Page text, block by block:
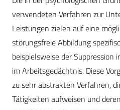
verwendeten Verfahren zur
Leistungen zielen auf eine
störungsfreie Abbildung
beispielsweise der
im Arbeitsgedächtnis. Diese
zu sehr abstrakten Verfahren,
Tätigkeiten aufweisen und